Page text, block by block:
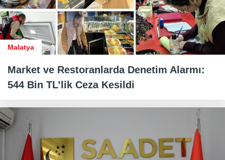
Malatya
Market ve Restoranlarda Denetim Alarmı:
544 Bin TL’lik Ceza Kesildi